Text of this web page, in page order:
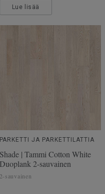
Lue lisää
PARKETTI JA PARKETTILATTIA
Shade | Tammi Cotton White
Duoplank 2-sauvainen
2-sauvainen